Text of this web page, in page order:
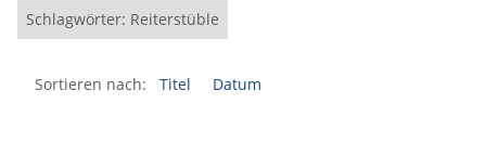
Schlagwörter: Reiterstüble
Sortieren nach: Titel Datum